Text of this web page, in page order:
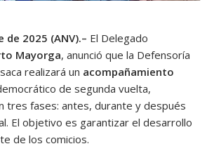
de 2025 (ANV).– El Delegado
Mayorga, anunció que la Defensoría
realizará un acompañamiento
de segunda vuelta,
tres fases: antes, durante y después
El objetivo es garantizar el desarrollo
de los comicios.